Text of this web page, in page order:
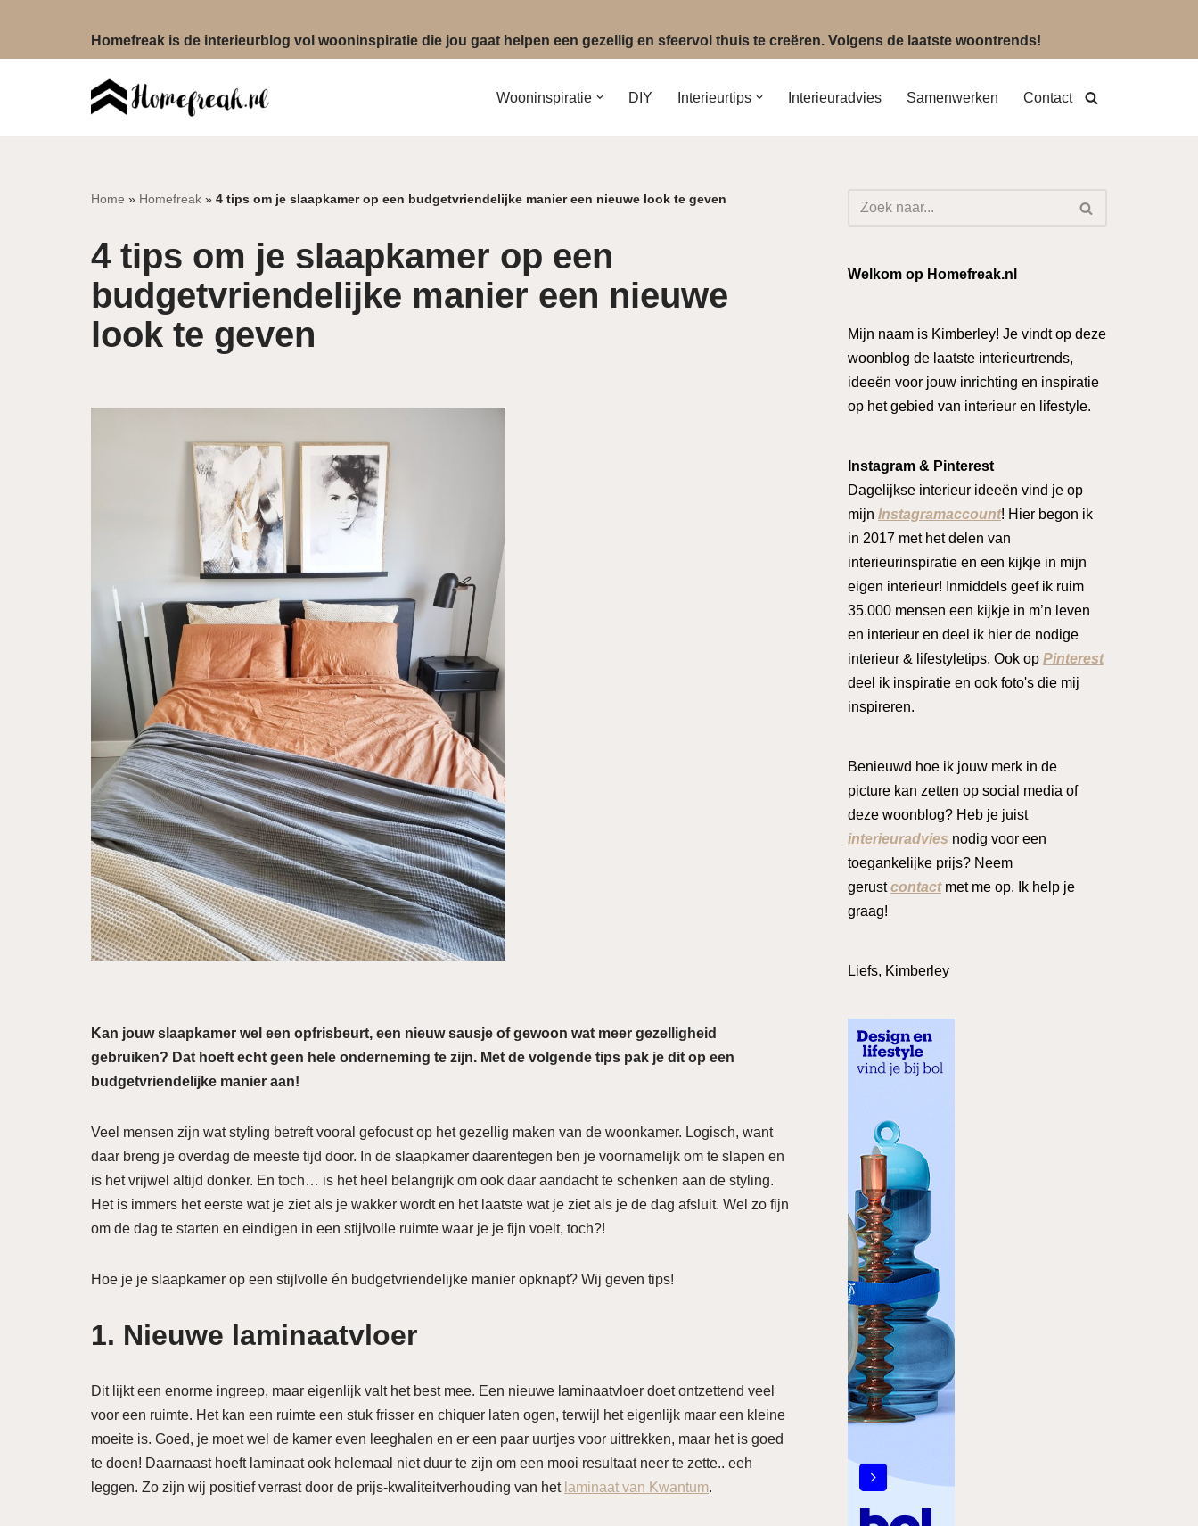
Homefreak is de interieurblog vol wooninspiratie die jou gaat helpen een gezellig en sfeervol thuis te creëren. Volgens de laatste woontrends!
Wooninspiratie DIY Interieurtips Interieuradvies Samenwerken Contact
Home » Homefreak » 4 tips om je slaapkamer op een budgetvriendelijke manier een nieuwe look te geven
4 tips om je slaapkamer op een
budgetvriendelijke manier een nieuwe
look te geven
Kan jouw slaapkamer wel een opfrisbeurt, een nieuw sausje of gewoon wat meer gezelligheid
gebruiken? Dat hoeft echt geen hele onderneming te zijn. Met de volgende tips pak je dit op een
budgetvriendelijke manier aan!
Veel mensen zijn wat styling betreft vooral gefocust op het gezellig maken van de woonkamer. Logisch, want
daar breng je overdag de meeste tijd door. In de slaapkamer daarentegen ben je voornamelijk om te slapen en
is het vrijwel altijd donker. En toch… is het heel belangrijk om ook daar aandacht te schenken aan de styling.
Het is immers het eerste wat je ziet als je wakker wordt en het laatste wat je ziet als je de dag afsluit. Wel zo fijn
om de dag te starten en eindigen in een stijlvolle ruimte waar je je fijn voelt, toch?!
Hoe je je slaapkamer op een stijlvolle én budgetvriendelijke manier opknapt? Wij geven tips!
1. Nieuwe laminaatvloer
Dit lijkt een enorme ingreep, maar eigenlijk valt het best mee. Een nieuwe laminaatvloer doet ontzettend veel
voor een ruimte. Het kan een ruimte een stuk frisser en chiquer laten ogen, terwijl het eigenlijk maar een kleine
moeite is. Goed, je moet wel de kamer even leeghalen en er een paar uurtjes voor uittrekken, maar het is goed
te doen! Daarnaast hoeft laminaat ook helemaal niet duur te zijn om een mooi resultaat neer te zette.. eeh
leggen. Zo zijn wij positief verrast door de prijs-kwaliteitverhouding van het laminaat van Kwantum.
Welkom op Homefreak.nl
Mijn naam is Kimberley! Je vindt op deze
woonblog de laatste interieurtrends,
ideeën voor jouw inrichting en inspiratie
op het gebied van interieur en lifestyle.
Instagram & Pinterest
Dagelijkse interieur ideeën vind je op
mijn Instagramaccount! Hier begon ik
in 2017 met het delen van
interieurinspiratie en een kijkje in mijn
eigen interieur! Inmiddels geef ik ruim
35.000 mensen een kijkje in m’n leven
en interieur en deel ik hier de nodige
interieur & lifestyletips. Ook op Pinterest
deel ik inspiratie en ook foto's die mij
inspireren.
Benieuwd hoe ik jouw merk in de
picture kan zetten op social media of
deze woonblog? Heb je juist
interieuradvies nodig voor een
toegankelijke prijs? Neem
gerustcontactmet me op. Ik help je
graag!
Liefs, Kimberley